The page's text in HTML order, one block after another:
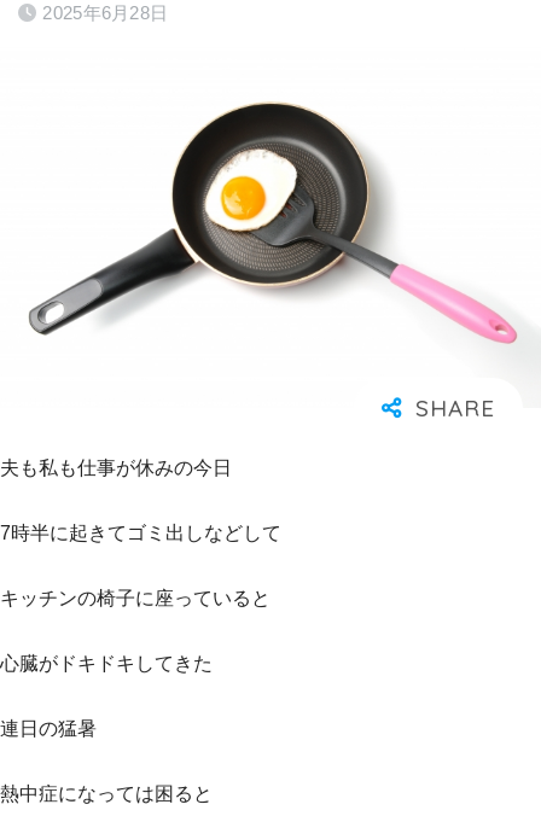
2025年6月28日
夫も私も仕事が休みの今日
7時半に起きてゴミ出しなどして
キッチンの椅子に座っていると
心臓がドキドキしてきた
連日の猛暑
熱中症になっては困ると